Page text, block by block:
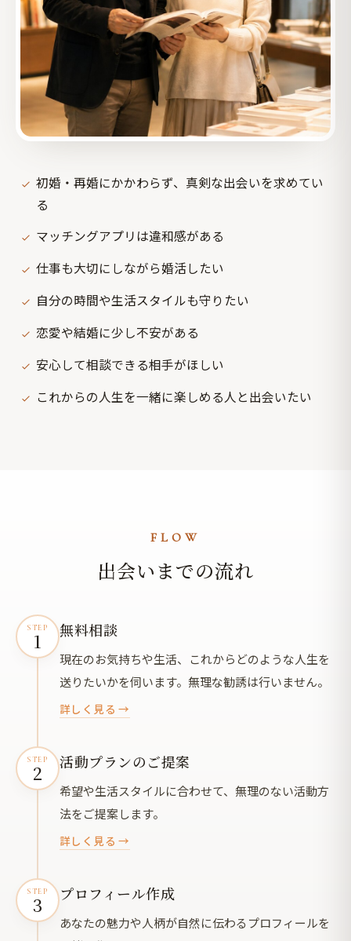
初婚・再婚にかかわらず、真剣な出会いを求めてい
る
マッチングアプリは違和感がある
仕事も大切にしながら婚活したい
自分の時間や生活スタイルも守りたい
恋愛や結婚に少し不安がある
安心して相談できる相手がほしい
これからの人生を一緒に楽しめる人と出会いたい
FLOW
出会いまでの流れ
STEP
1 無料相談
現在のお気持ちや生活、これからどのような人生を
送りたいかを伺います。無理な勧誘は行いません。
詳しく見る →
STEP
2 活動プランのご提案
希望や生活スタイルに合わせて、無理のない活動方
法をご提案します。
詳しく見る →
STEP
3 プロフィール作成
あなたの魅力や人柄が自然に伝わるプロフィールを